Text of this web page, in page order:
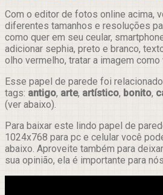
Com o editor de fotos online acima,
diferentes tamanhos e resoluções
como quer em seu ceular,
adicionar sephia, preto e branco,
olho vermelho, tratar a imagem como
Esse papel de parede foi
tags: antigo, arte, artístico, bonito,
(ver abaixo).
Para baixar este lindo papel de
1024x768 para pc e celular você
abaixo. Aproveite também para
sua opinião, ela é importante para